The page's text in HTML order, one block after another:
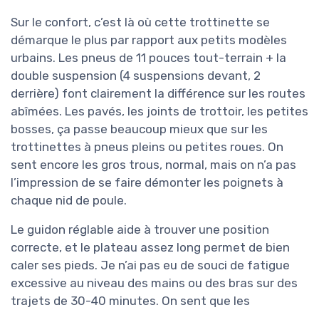
Sur le confort, c’est là où cette trottinette se
démarque le plus par rapport aux petits modèles
urbains. Les pneus de 11 pouces tout-terrain + la
double suspension (4 suspensions devant, 2
derrière) font clairement la différence sur les routes
abîmées. Les pavés, les joints de trottoir, les petites
bosses, ça passe beaucoup mieux que sur les
trottinettes à pneus pleins ou petites roues. On
sent encore les gros trous, normal, mais on n’a pas
l’impression de se faire démonter les poignets à
chaque nid de poule.
Le guidon réglable aide à trouver une position
correcte, et le plateau assez long permet de bien
caler ses pieds. Je n’ai pas eu de souci de fatigue
excessive au niveau des mains ou des bras sur des
trajets de 30-40 minutes. On sent que les